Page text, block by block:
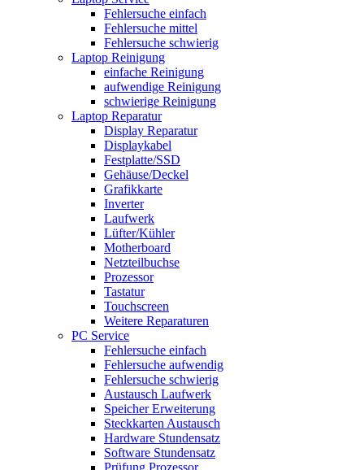
Fehlersuche einfach
Fehlersuche mittel
Fehlersuche schwierig
Laptop Reinigung
einfache Reinigung
aufwendige Reinigung
schwierige Reinigung
Laptop Reparatur
Display Reparatur
Displaykabel
Festplatte/SSD
Gehäuse/Deckel
Grafikkarte
Inverter
Laufwerk
Lüfter/Kühler
Motherboard
Netzteilbuchse
Prozessor
Tastatur
Touchscreen
Weitere Reparaturen
PC Service
Fehlersuche einfach
Fehlersuche aufwendig
Fehlersuche schwierig
Austausch Laufwerk
Speicher Erweiterung
Steckkarten Austausch
Hardware Stundensatz
Software Stundensatz
Prüfung Prozessor